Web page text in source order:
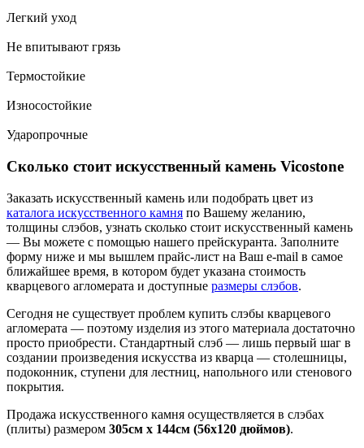
Легкий уход
Не впитывают грязь
Термостойкие
Износостойкие
Ударопрочные
Сколько стоит искусственный камень Vicostone
Заказать искусственный камень или подобрать цвет из
каталога искусственного камня по Вашему желанию,
толщины слэбов, узнать сколько стоит искусственный камень
— Вы можете с помощью нашего прейскуранта. Заполните
форму ниже и мы вышлем прайс-лист на Ваш e-mail в самое
ближайшее время, в котором будет указана стоимость
кварцевого агломерата и доступные размеры слэбов.
Сегодня не существует проблем купить слэбы кварцевого
агломерата — поэтому изделия из этого материала достаточно
просто приобрести. Стандартный слэб — лишь первый шаг в
создании произведения искусства из кварца — столешницы,
подоконник, ступени для лестниц, напольного или стенового
покрытия.
Продажа искусственного камня осуществляется в слэбах
(плиты) размером 305cм x 144cм (56х120 дюймов).